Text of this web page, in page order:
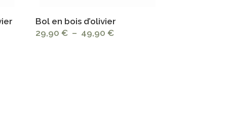
Bol en bois d’olivier
29,90€ – 49,90€Plage